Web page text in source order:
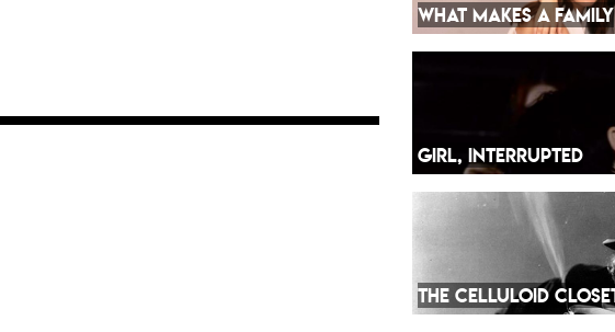
WHAT MAKES A FAMILY
GIRL, INTERRUPTED
THE CELLULOID